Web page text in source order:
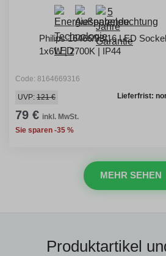
Philips 16466/93/16 LED
1x6W | 2700K | IP44
Code: 8164669316
Lieferfrist:
UVP: 121 €
79 € inkl. MwSt.
Sie sparen -35 %
MEHR SEHEN
Produktartikel